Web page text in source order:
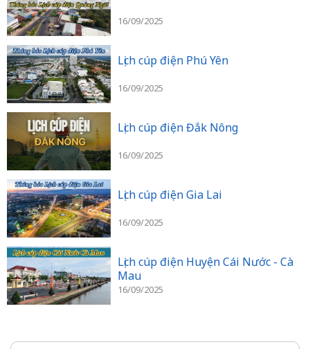
16/09/2025
Lịch cúp điện Phú Yên
16/09/2025
Lịch cúp điện Đắk Nông
16/09/2025
Lịch cúp điện Gia Lai
16/09/2025
Lịch cúp điện Huyện Cái Nước - Cà
Mau
16/09/2025